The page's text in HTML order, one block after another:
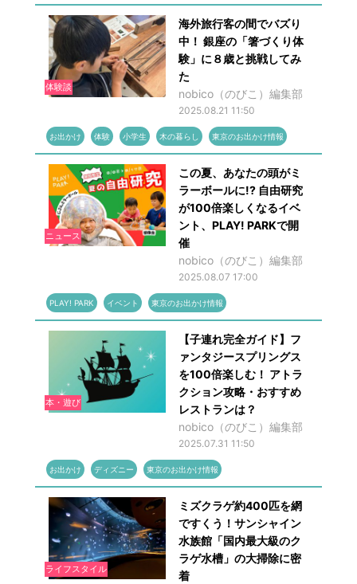
体験談
海外旅行客の間でバズり
中！ 銀座の「箸づくり体
験」に８歳と挑戦してみ
た
nobico（のびこ）編集部
2025.08.21 11:50
お出かけ 体験 小学生 木の暮らし 東京のお出かけ情報
ニュース
この夏、あなたの頭がミ
ラーボールに!? 自由研究
が100倍楽しくなるイベ
ント、PLAY! PARKで開
催
nobico（のびこ）編集部
2025.08.07 17:00
PLAY! PARK イベント 東京のお出かけ情報
本・遊び
【子連れ完全ガイド】フ
ァンタジースプリングス
を100倍楽しむ！ アトラ
クション攻略・おすすめ
レストランは？
nobico（のびこ）編集部
2025.07.31 11:50
お出かけ ディズニー 東京のお出かけ情報
ライフスタイル
ミズクラゲ約400匹を網
ですくう！サンシャイン
水族館「国内最大級のク
ラゲ水槽」の大掃除に密
着